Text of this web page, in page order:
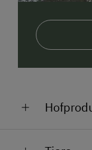
auch
Themen-
Kinder noch
Walker(4 Paar
kostenlos -
oder ermäßigte
Museen,